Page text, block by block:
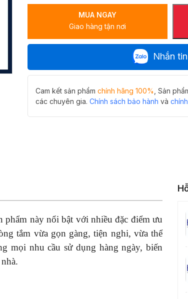
tắm
Hiwin
Y-
tinh
sang
trọng
MUA NGAY
Giao hàng tận nơi
Nhắn
Cam kết sản phẩm chính hãng 100% , Sản
các chuyên gia. Chính sách bảo hành và
này nổi bật với nhiều đặc điểm ưu
tắm vừa gọn gàng, tiện nghi, vừa thể
mọi nhu cầu sử dụng hàng ngày, biến